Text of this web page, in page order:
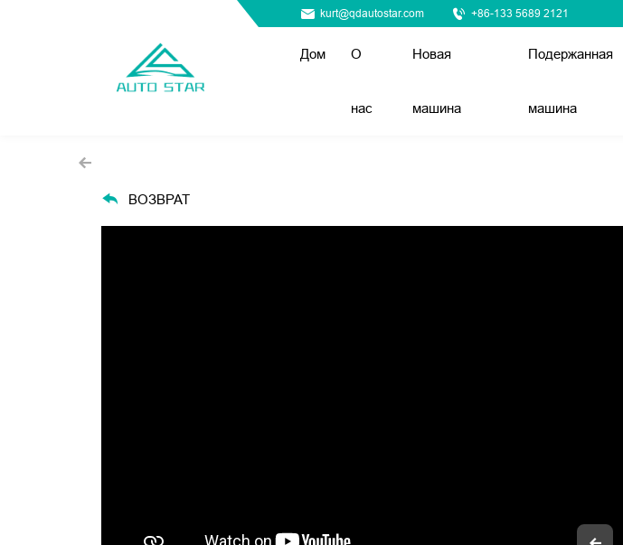
kurt@qdautostar.com +86-133 5689 2121
Дом О
нас
Новая
машина
Подержанная
машина
ВОЗВРАТ